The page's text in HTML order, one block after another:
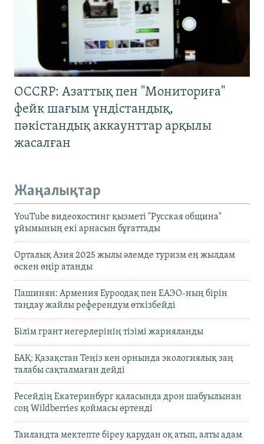
OCCRP: Азаттық пен "Мониториға"
фейк шағым үндістандық,
пәкістандық аккаунттар арқылы
жасалған
Жаңалықтар
YouTube видеохостинг қызметі "Русская община"
ұйымының екі арнасын бұғаттады
Орталық Азия 2025 жылы әлемде туризм ең жылдам
өскен өңір атанды
Пашинян: Армения Еуроодақ пен ЕАЭО-ның бірін
таңдау жайлы референдум өткізбейді
Білім грант иегерлерінің тізімі жарияланды
БАҚ: Қазақстан Теңіз кен орнында экологиялық заң
талабы сақталмаған дейді
Ресейдің Екатеринбург қаласында дрон шабуылынан
соң Wildberries қоймасы өртенді
Таиландта мектепте біреу қарудан оқ атып, алты адам